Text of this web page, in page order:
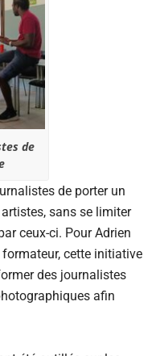
de
de porter un
sans se limiter
ceux-ci. Pour Adrien
formateur, cette initiative
des journalistes
afin